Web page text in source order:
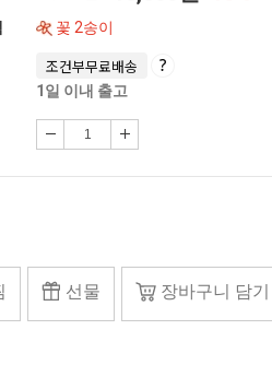
꽃 2송이
조건부무료배송
1일 이내 출고
선물 장바구니 담기